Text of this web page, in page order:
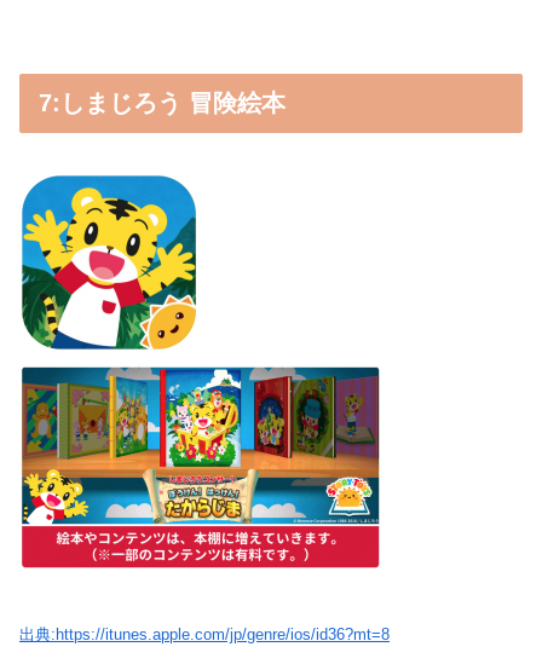
7:しまじろう 冒険絵本
出典:https://itunes.apple.com/jp/genre/ios/id36?mt=8